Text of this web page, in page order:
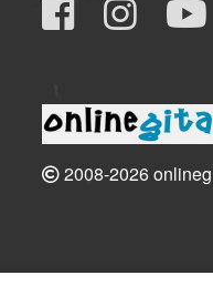
2008-2026